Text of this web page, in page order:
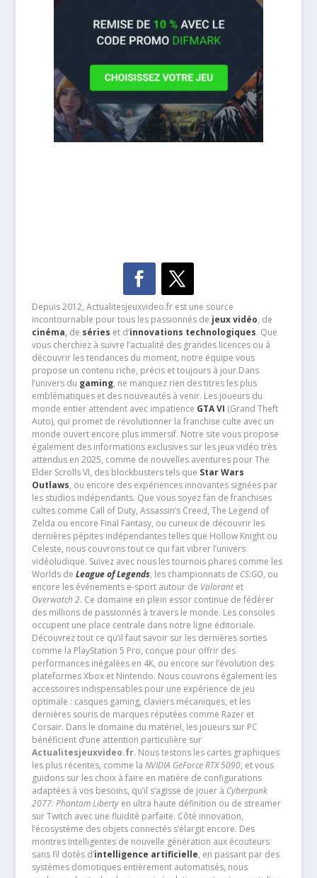
Depuis 2012, Actualitesjeuxvideo.fr est une source
incontournable pour tous les passionnés de jeux vidéo, de
cinéma,de séries et d’innovations technologiques. Que
vous cherchiez à suivre l’actualité des grandes licences ou à
découvrir les tendances du moment, notre équipe vous
propose un contenu riche, précis et toujours à jour.Dans
l’univers du gaming, ne manquez rien des titres les plus
emblématiques et des nouveautés à venir. Les joueurs du
monde entier attendent avec impatience GTA VI (Grand Theft
Auto), qui promet de révolutionner la franchise culte avec un
monde ouvert encore plus immersif. Notre site vous propose
également des informations exclusives sur les jeux vidéo très
attendus en 2025, comme de nouvelles aventures pour The
Elder Scrolls VI, des blockbusters tels que Star Wars
Outlaws, ou encore des expériences innovantes signées par
les studios indépendants. Que vous soyez fan de franchises
cultes comme Call of Duty, Assassin’s Creed, The Legend of
Zelda ou encore Final Fantasy, ou curieux de découvrir les
dernières pépites indépendantes telles que Hollow Knight ou
Celeste, nous couvrons tout ce qui fait vibrer l’univers
vidéoludique. Suivez avec nous les tournois phares comme les
Worlds de League of Legends, les championnats de CS:GO, ou
encore les événements e-sport autour de Valorantet
Overwatch 2. Ce domaine en plein essor continue de fédérer
des millions de passionnés à travers le monde. Les consoles
occupent une place centrale dans notre ligne éditoriale.
Découvrez tout ce qu’il faut savoir sur les dernières sorties
comme la PlayStation 5 Pro, conçue pour offrir des
performances inégalées en 4K, ou encore sur l’évolution des
plateformes Xbox et Nintendo. Nous couvrons également les
accessoires indispensables pour une expérience de jeu
optimale : casques gaming, claviers mécaniques, et les
dernières souris de marques réputées comme Razer et
Corsair. Dans le domaine du matériel, les joueurs sur PC
bénéficient d’une attention particulière sur
Actualitesjeuxvideo.fr. Nous testons les cartes graphiques
les plus récentes, comme la NVIDIA GeForce RTX 5090, et vous
guidons sur les choix à faire en matière de configurations
adaptées à vos besoins, qu’il s’agisse de jouer à Cyberpunk
2077: Phantom Libertyen ultra haute définition ou de streamer
sur Twitch avec une fluidité parfaite. Côté innovation,
l’écosystème des objets connectés s’élargit encore. Des
montres intelligentes de nouvelle génération aux écouteurs
sans fil dotés d’intelligence artificielle, en passant par des
systèmes domotiques entièrement automatisés, nous